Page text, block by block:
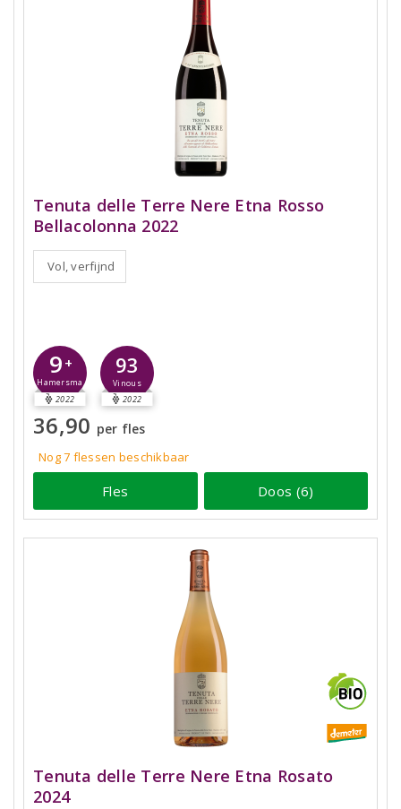
Tenuta delle Terre Nere Etna Rosso
Bellacolonna 2022
Vol, verfijnd
9 +
Hamersma
2022
93
Vinous
2022
36,90 per fles
Nog 7 flessen beschikbaar
Fles Doos (6)
Tenuta delle Terre Nere Etna Rosato
2024